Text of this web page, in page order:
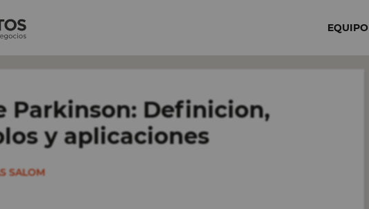
EQUIPO
Parkinson: Definicion,
y aplicaciones
SALOM